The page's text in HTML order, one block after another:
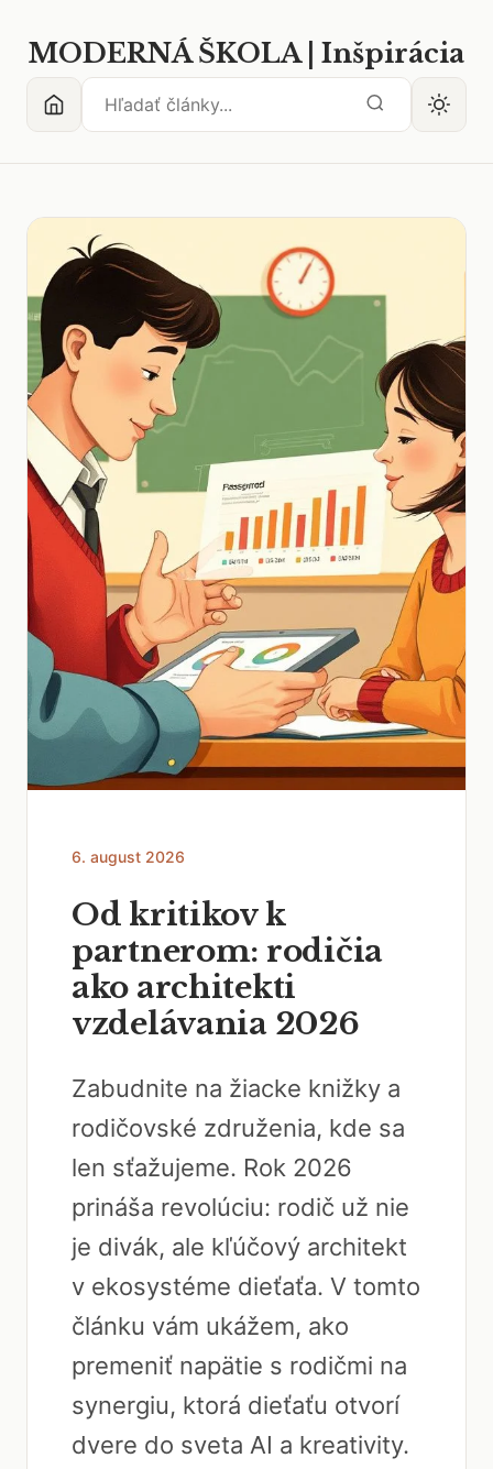
MODERNÁ ŠKOLA | Inšpirácia
6. august 2026
Od kritikov k
partnerom: rodičia
ako architekti
vzdelávania 2026
Zabudnite na žiacke knižky a
rodičovské združenia, kde sa
len sťažujeme. Rok 2026
prináša revolúciu: rodič už nie
je divák, ale kľúčový architekt
v ekosystéme dieťaťa. V tomto
článku vám ukážem, ako
premeniť napätie s rodičmi na
synergiu, ktorá dieťaťu otvorí
dvere do sveta AI a kreativity.